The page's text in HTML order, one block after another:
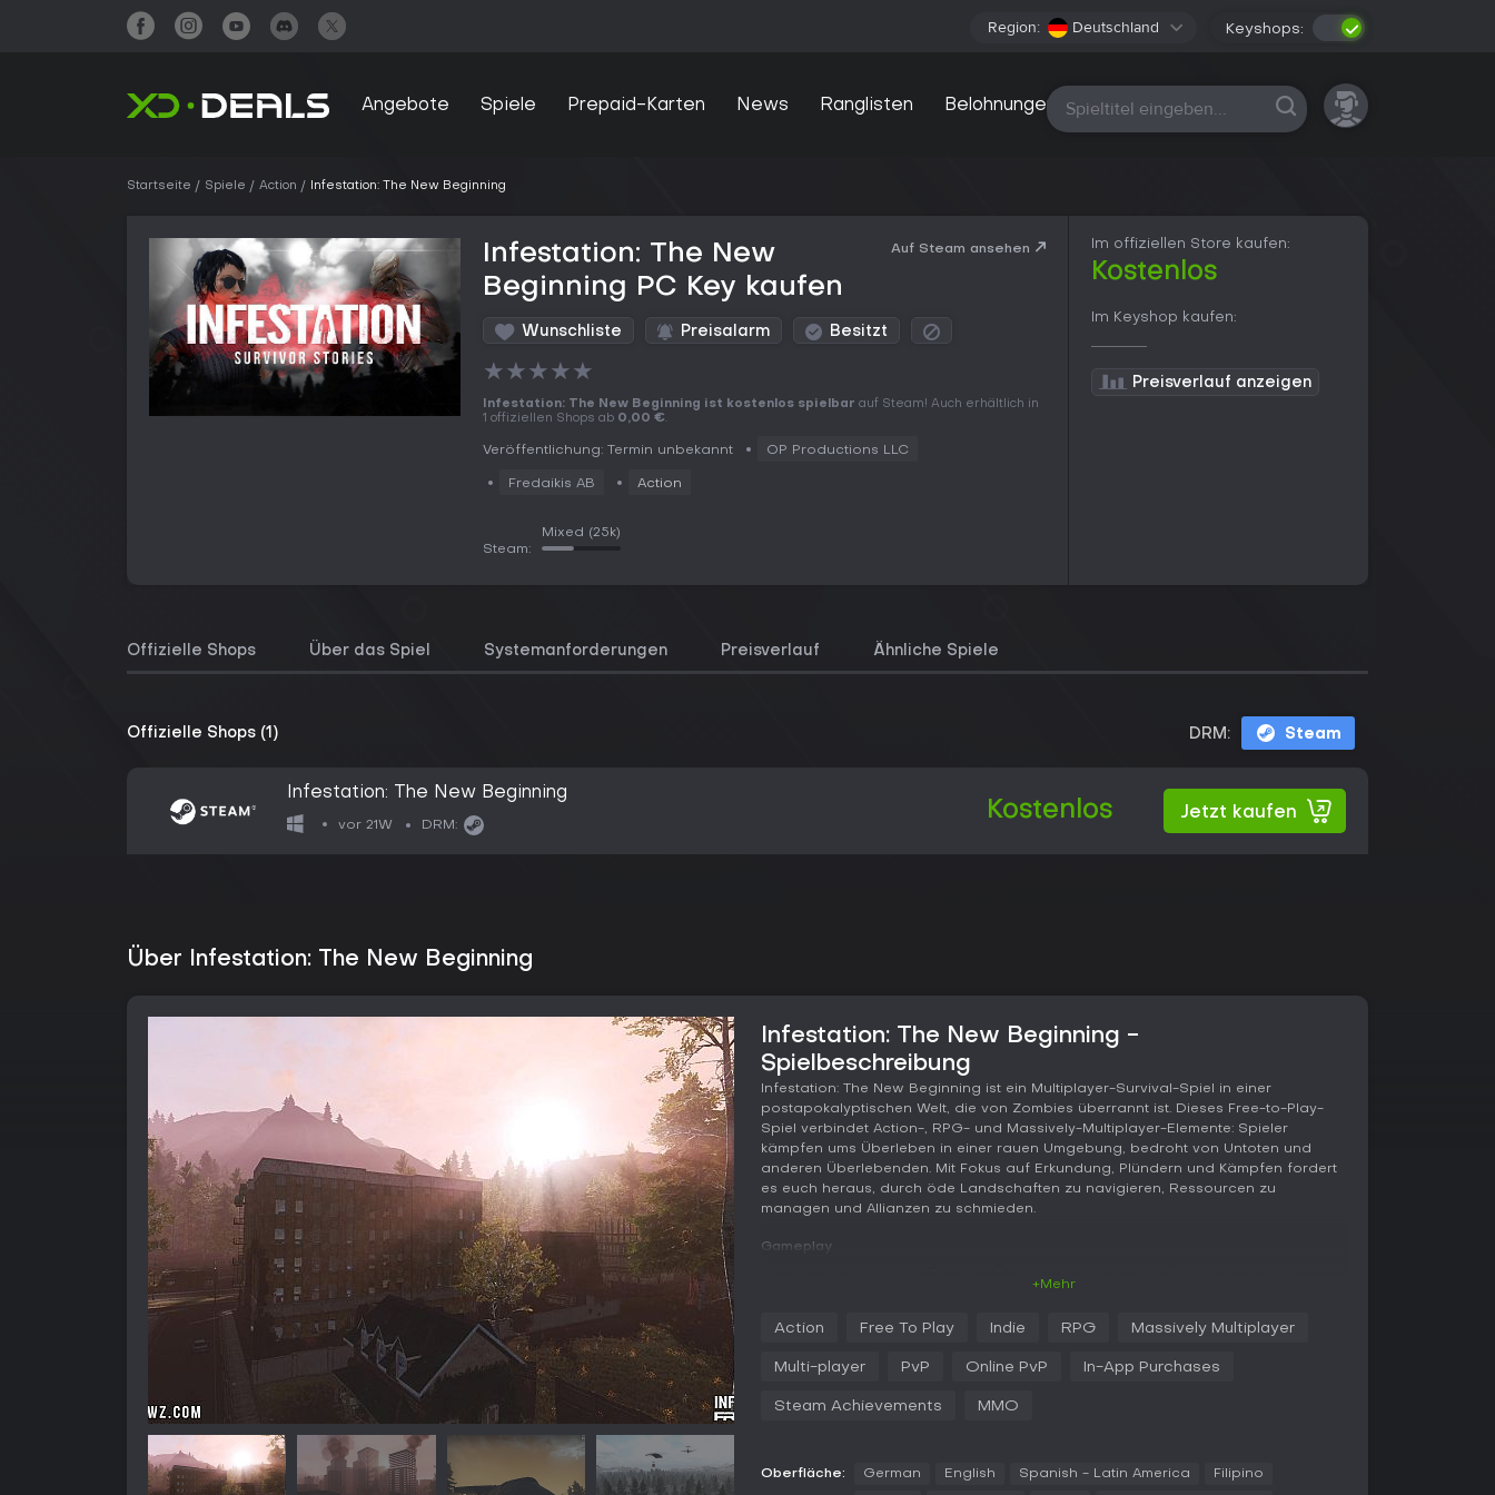
Region: Deutschland Keyshops:
Angebote Spiele Prepaid-Karten News Ranglisten Belohnungen Alle Plattformen
Startseite Spiele Action Infestation: The New Beginning
Infestation: The New
Beginning PC Key kaufen
Auf Steam ansehen
Wunschliste Preisalarm Besitzt
★★★★★
Infestation: The New Beginning ist kostenlos spielbar auf Steam! Auch erhältlich in
1 offiziellen Shops ab 0,00 €.
Veröffentlichung: Termin unbekannt OP Productions LLC
Fredaikis AB Action
Steam:
Mixed (25k)
Im offiziellen Store kaufen:
Kostenlos
Im Keyshop kaufen:
Preisverlauf anzeigen
Offizielle Shops Über das Spiel Systemanforderungen Preisverlauf Ähnliche Spiele
Offizielle Shops (1) DRM: Steam
Infestation: The New Beginning
vor 21W DRM:
Kostenlos Jetzt kaufen
Über Infestation: The New Beginning
Infestation: The New Beginning -
Spielbeschreibung
Infestation: The New Beginning ist ein Multiplayer-Survival-Spiel in einer
postapokalyptischen Welt, die von Zombies überrannt ist. Dieses Free-to-Play-
Spiel verbindet Action-, RPG- und Massively-Multiplayer-Elemente: Spieler
kämpfen ums Überleben in einer rauen Umgebung, bedroht von Untoten und
anderen Überlebenden. Mit Fokus auf Erkundung, Plündern und Kämpfen fordert
es euch heraus, durch öde Landschaften zu navigieren, Ressourcen zu
managen und Allianzen zu schmieden.
Gameplay
Gebiete, um Vorräte wie Waffen, Essen und Ausrüstung zu sammeln. Im Kampf
Slicer-Zombies und Zombie-Hunde -, die den Begegnungen zusätzliche
Risk-Gebiete wie Airdrops, Strahlungszonen und Absturzstellen von
+Mehr
Action Free To Play Indie RPG Massively Multiplayer
Multi-player PvP Online PvP In-App Purchases
Steam Achievements MMO
Oberfläche: German English Spanish - Latin America Filipino